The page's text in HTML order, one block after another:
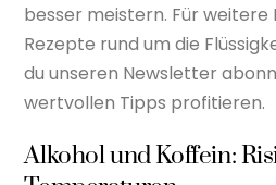
besser meistern. Für weitere
Rezepte rund um die
du unseren Newsletter
wertvollen Tipps profitieren.
Alkohol und Koffein: